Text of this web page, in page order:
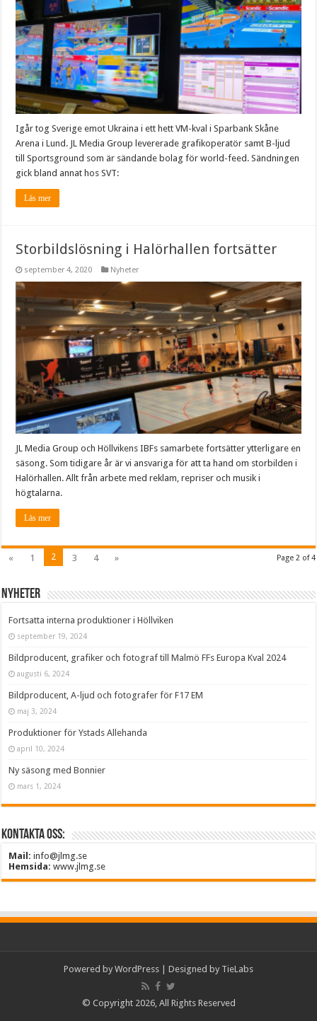
Igår tog Sverige emot Ukraina i ett hett VM-kval i Sparbank Skåne
Arena i Lund. JL Media Group levererade grafikoperatör samt B-ljud
till Sportsground som är sändande bolag för world-feed. Sändningen
gick bland annat hos SVT:
Läs mer
Storbildslösning i Halörhallen fortsätter
september 4, 2020 Nyheter
JL Media Group och Höllvikens IBFs samarbete fortsätter ytterligare en
säsong. Som tidigare år är vi ansvariga för att ta hand om storbilden i
Halörhallen. Allt från arbete med reklam, repriser och musik i
högtalarna.
Läs mer
Page 2 of 4
« 1 2 3 4 »
Nyheter
Fortsatta interna produktioner i Höllviken
september 19, 2024
Bildproducent, grafiker och fotograf till Malmö FFs Europa Kval 2024
augusti 6, 2024
Bildproducent, A-ljud och fotografer för F17 EM
maj 3, 2024
Produktioner för Ystads Allehanda
april 10, 2024
Ny säsong med Bonnier
mars 1, 2024
Kontakta oss:
Mail: info@jlmg.se
Hemsida: www.jlmg.se
Powered by WordPress | Designed by TieLabs
© Copyright 2026, All Rights Reserved